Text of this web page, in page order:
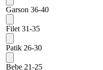
Garson 36-40
Filet 31-35
Patik 26-30
Bebe 21-25